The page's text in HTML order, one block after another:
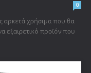
0
αρκετά χρήσιμα που θα
εξαιρετικό προϊόν που